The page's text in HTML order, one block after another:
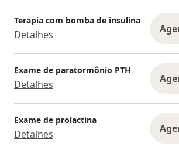
Terapia com bomba de insulina
Detalhes
Exame de paratormônio PTH
Detalhes
Exame de prolactina
Detalhes